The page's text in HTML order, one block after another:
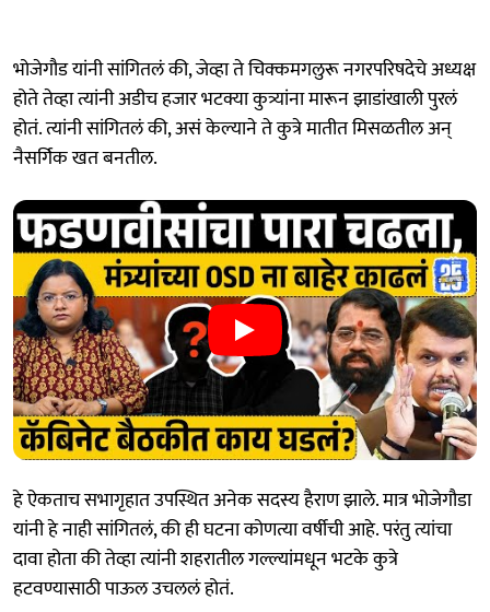
भोजेगौड यांनी सांगितलं की, जेव्हा ते चिक्कमगलुरू नगरपरिषदेचे अध्यक्ष
होते तेव्हा त्यांनी अडीच हजार भटक्या कुत्र्यांना मारून झाडांखाली पुरलं
होतं. त्यांनी सांगितलं की, असं केल्याने ते कुत्रे मातीत मिसळतील अन्
नैसर्गिक खत बनतील.
हे ऐकताच सभागृहात उपस्थित अनेक सदस्य हैराण झाले. मात्र भोजेगौडा
यांनी हे नाही सांगितलं, की ही घटना कोणत्या वर्षीची आहे. परंतु त्यांचा
दावा होता की तेव्हा त्यांनी शहरातील गल्ल्यांमधून भटके कुत्रे
हटवण्यासाठी पाऊल उचललं होतं.